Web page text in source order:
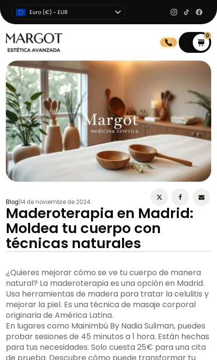
Euro (€) - EUR
0
Blog 14 de noviembre de 2024
Maderoterapia en Madrid:
Moldea tu cuerpo con
técnicas naturales
¿Quieres mejorar cómo se ve tu cuerpo de manera
natural? La maderoterapia es una opción en Madrid.
Usa herramientas de madera para tratar la celulitis y
mejorar la piel. Es una técnica de masaje corporal
originaria de América Latina.
En lugares como Mainimbú By Nadia Suliman, puedes
probar sesiones de 45 minutos a 1 hora. Están hechas
para tus necesidades. Solo cuesta 25€ para una cita